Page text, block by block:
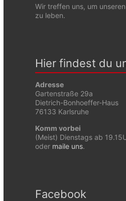
Wir treffen uns, um
zu leben.
Hier findest du
Adresse
Gartenstraße 29a
Dietrich-Bonhoeffer-Haus
76133 Karlsruhe
Komm vorbei
(Meist) Dienstags ab
oder maile uns.
Facebook